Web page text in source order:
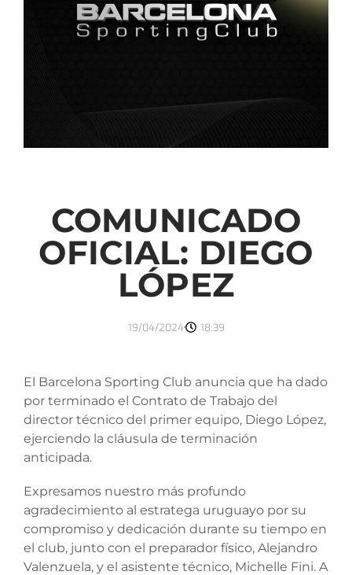
COMUNICADO
OFICIAL: DIEGO
LÓPEZ
19/04/2024 18:39
El Barcelona Sporting Club anuncia que ha dado
por terminado el Contrato de Trabajo del
director técnico del primer equipo, Diego López,
ejerciendo la cláusula de terminación
anticipada.
Expresamos nuestro más profundo
agradecimiento al estratega uruguayo por su
compromiso y dedicación durante su tiempo en
el club, junto con el preparador físico, Alejandro
Valenzuela, y el asistente técnico, Michelle Fini. A